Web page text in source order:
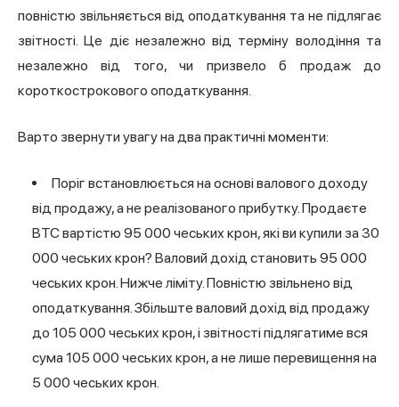
повністю звільняється від оподаткування та не підлягає
звітності. Це діє незалежно від терміну володіння та
незалежно від того, чи призвело б продаж до
короткострокового оподаткування.
Варто звернути увагу на два практичні моменти:
Поріг встановлюється на основі валового доходу
від продажу, а не реалізованого прибутку. Продаєте
BTC вартістю 95 000 чеських крон, які ви купили за 30
000 чеських крон? Валовий дохід становить 95 000
чеських крон. Нижче ліміту. Повністю звільнено від
оподаткування. Збільште валовий дохід від продажу
до 105 000 чеських крон, і звітності підлягатиме вся
сума 105 000 чеських крон, а не лише перевищення на
5 000 чеських крон.